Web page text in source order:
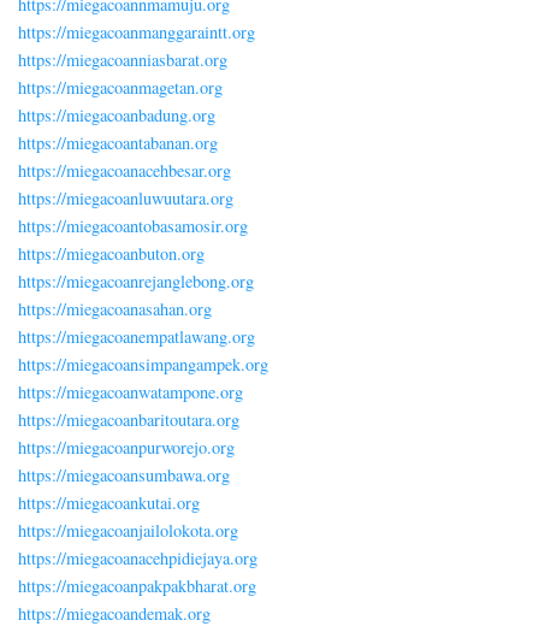
https://miegacoannmamuju.org
https://miegacoanmanggaraintt.org
https://miegacoanniasbarat.org
https://miegacoanmagetan.org
https://miegacoanbadung.org
https://miegacoantabanan.org
https://miegacoanacehbesar.org
https://miegacoanluwuutara.org
https://miegacoantobasamosir.org
https://miegacoanbuton.org
https://miegacoanrejanglebong.org
https://miegacoanasahan.org
https://miegacoanempatlawang.org
https://miegacoansimpangampek.org
https://miegacoanwatampone.org
https://miegacoanbaritoutara.org
https://miegacoanpurworejo.org
https://miegacoansumbawa.org
https://miegacoankutai.org
https://miegacoanjailolokota.org
https://miegacoanacehpidiejaya.org
https://miegacoanpakpakbharat.org
https://miegacoandemak.org